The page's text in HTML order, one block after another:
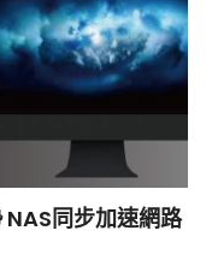
同步加速網路